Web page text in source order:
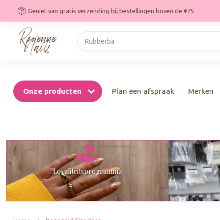
Geniet van gratis verzending bij bestellingen boven de €75
Onze producten Plan een afspraak Merken
Loyaliteitsprogramma